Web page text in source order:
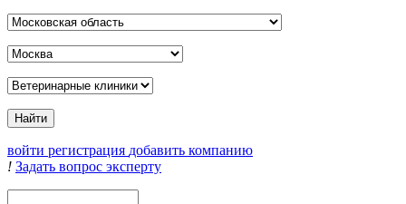
войти регистрация добавить компанию
! Задать вопрос эксперту